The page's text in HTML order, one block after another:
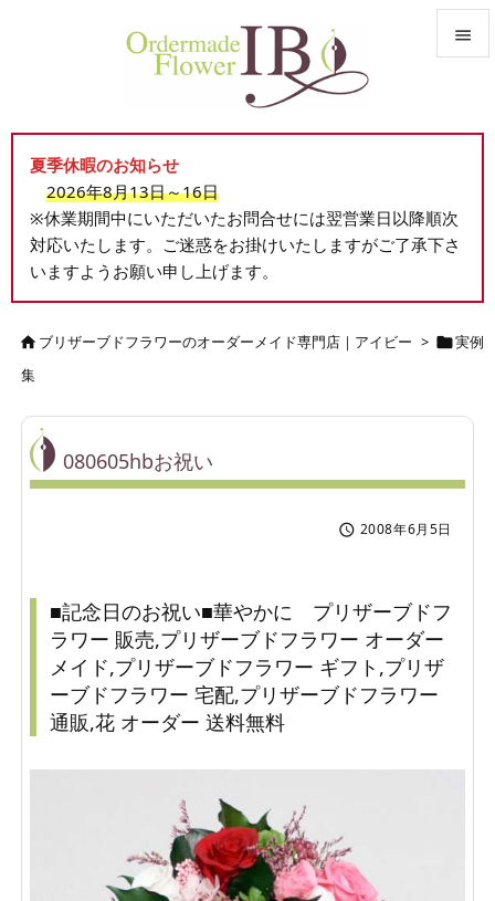


前へ

検索
夏季休暇のお知らせ
2026年8月13日～16日
※休業期間中にいただいたお問合せには翌営業日以降順次
対応いたします。ご迷惑をお掛けいたしますがご了承下さ
いますようお願い申し上げます。
ブリザーブドフラワーのオーダーメイド専門店｜アイビー > 実例
集
080605hbお祝い
 2008年6月5日
■記念日のお祝い■華やかに プリザーブドフ
ラワー 販売,プリザーブドフラワー オーダー
メイド,プリザーブドフラワー ギフト,プリザ
ーブドフラワー 宅配,プリザーブドフラワー
通販,花 オーダー 送料無料